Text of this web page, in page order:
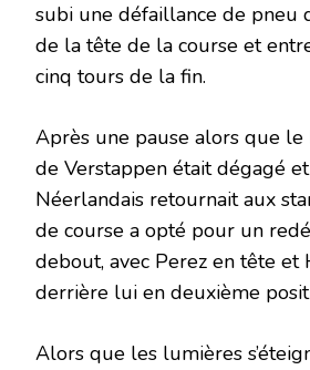
subi une défaillance de pneu
de la tête de la course et
cinq tours de la fin.
Après une pause alors que
de Verstappen était dégagé
Néerlandais retournait aux
de course a opté pour un
debout, avec Perez en tête et
derrière lui en deuxième
Alors que les lumières